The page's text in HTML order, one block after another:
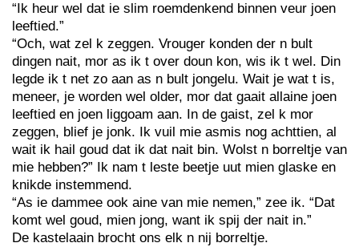
“Ik heur wel dat ie slim roemdenkend binnen veur joen
leeftied.”
“Och, wat zel k zeggen. Vrouger konden der n bult
dingen nait, mor as ik t over doun kon, wis ik t wel. Din
legde ik t net zo aan as n bult jongelu. Wait je wat t is,
meneer, je worden wel older, mor dat gaait allaine joen
leeftied en joen liggoam aan. In de gaist, zel k mor
zeggen, blief je jonk. Ik vuil mie asmis nog achttien, al
wait ik hail goud dat ik dat nait bin. Wolst n borreltje van
mie hebben?” Ik nam t leste beetje uut mien glaske en
knikde instemmend.
“As ie dammee ook aine van mie nemen,” zee ik. “Dat
komt wel goud, mien jong, want ik spij der nait in.”
De kastelaain brocht ons elk n nij borreltje.